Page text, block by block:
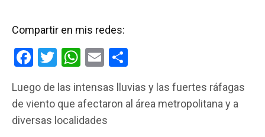
Compartir en mis redes:
F
ce
b
T
tt
er
W
at
s
E
ail m
p
Luego de las intensas lluvias y las fuertes ráfagas
de viento que afectaron al área metropolitana y a
diversas localidades